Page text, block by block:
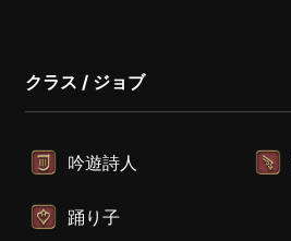
クラス / ジョブ
吟遊詩人
踊り子